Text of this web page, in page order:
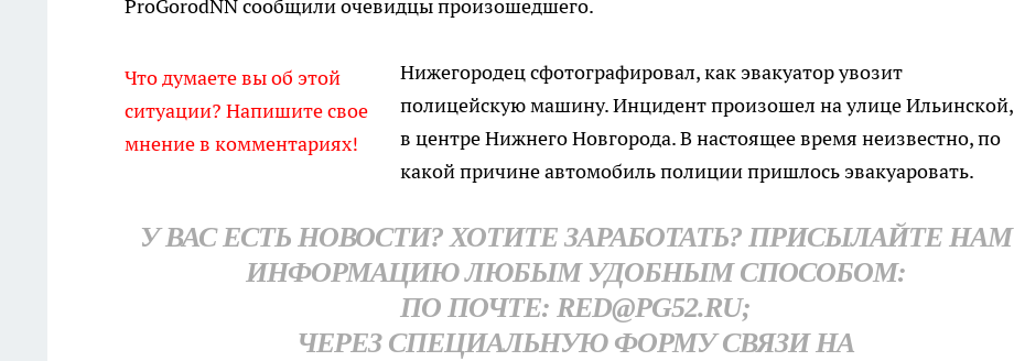
ProGorodNN сообщили очевидцы произошедшего.
Что думаете вы об этой
ситуации? Напишите свое
мнение в комментариях!
Нижегородец сфотографировал, как эвакуатор увозит
полицейскую машину. Инцидент произошел на улице Ильинской,
в центре Нижнего Новгорода. В настоящее время неизвестно, по
какой причине автомобиль полиции пришлось эвакуаровать.
У ВАС ЕСТЬ НОВОСТИ? ХОТИТЕ ЗАРАБОТАТЬ? ПРИСЫЛАЙТЕ НАМ
ИНФОРМАЦИЮ ЛЮБЫМ УДОБНЫМ СПОСОБОМ:
ПО ПОЧТЕ: RED@PG52.RU;
ЧЕРЕЗ СПЕЦИАЛЬНУЮ ФОРМУ СВЯЗИ НА